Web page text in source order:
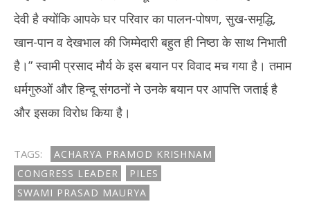
देवी है क्योंकि आपके घर परिवार का पालन-पोषण, सुख-समृद्धि,
खान-पान व देखभाल की जिम्मेदारी बहुत ही निष्ठा के साथ निभाती
है।” स्वामी प्रसाद मौर्य के इस बयान पर विवाद मच गया है। तमाम
धर्मगुरुओं और हिन्दू संगठनों ने उनके बयान पर आपत्ति जताई है
और इसका विरोध किया है।
TAGS:
ACHARYA PRAMOD KRISHNAM
CONGRESS LEADER
PILES
SWAMI PRASAD MAURYA